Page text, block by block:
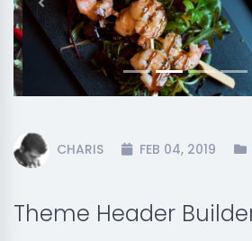
Previous
CHARIS FEB 04, 2019
Theme Header